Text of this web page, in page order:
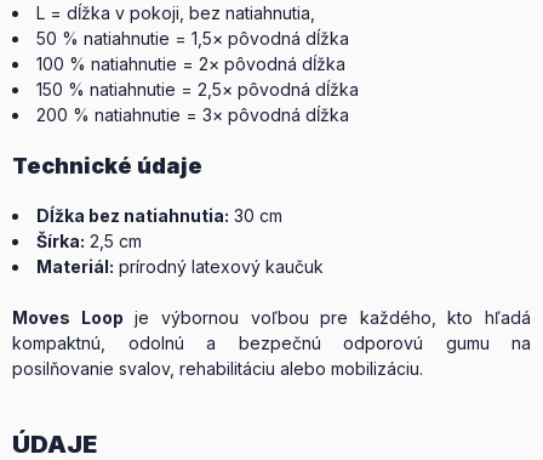
L = dĺžka v pokoji, bez natiahnutia,
50 % natiahnutie = 1,5× pôvodná dĺžka
100 % natiahnutie = 2× pôvodná dĺžka
150 % natiahnutie = 2,5× pôvodná dĺžka
200 % natiahnutie = 3× pôvodná dĺžka
Technické údaje
Dĺžka bez natiahnutia: 30 cm
Šírka: 2,5 cm
Materiál: prírodný latexový kaučuk
Moves Loop je výbornou voľbou pre každého, kto hľadá
kompaktnú, odolnú a bezpečnú odporovú gumu na
posilňovanie svalov, rehabilitáciu alebo mobilizáciu.
ÚDAJE